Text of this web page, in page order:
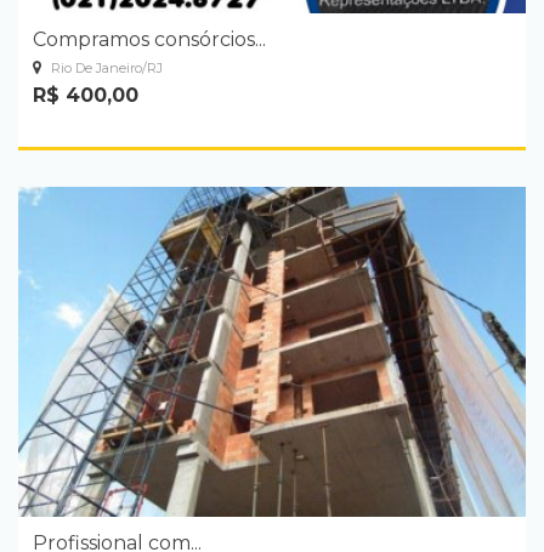
Compramos consórcios...
Rio De Janeiro/RJ
R$ 400,00
Profissional com...